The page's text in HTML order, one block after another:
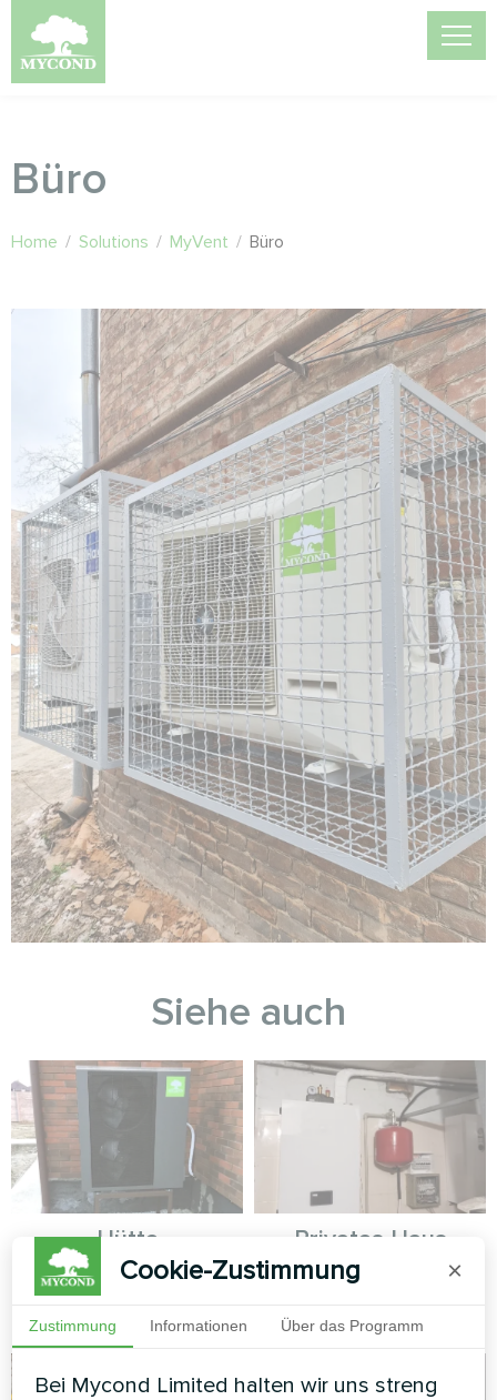
Büro
Home / Solutions / MyVent / Büro
Siehe auch
Hütte
Split-Wärmepumpe Serie Artic
Privates Haus
Wärmepumpe BeeSmart
Cookie-Zustimmung ×
Zustimmung Informationen Über das Programm
Bei Mycond Limited halten wir uns streng